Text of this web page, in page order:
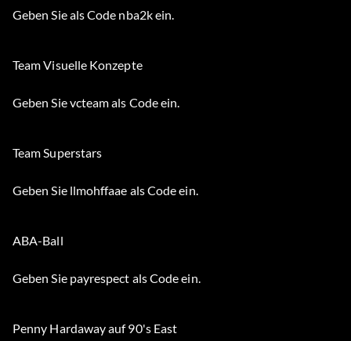
Geben Sie als Code nba2k ein.
Team Visuelle Konzepte
Geben Sie vcteam als Code ein.
Team Superstars
Geben Sie llmohffaae als Code ein.
ABA-Ball
Geben Sie payrespect als Code ein.
Penny Hardaway auf 90's East